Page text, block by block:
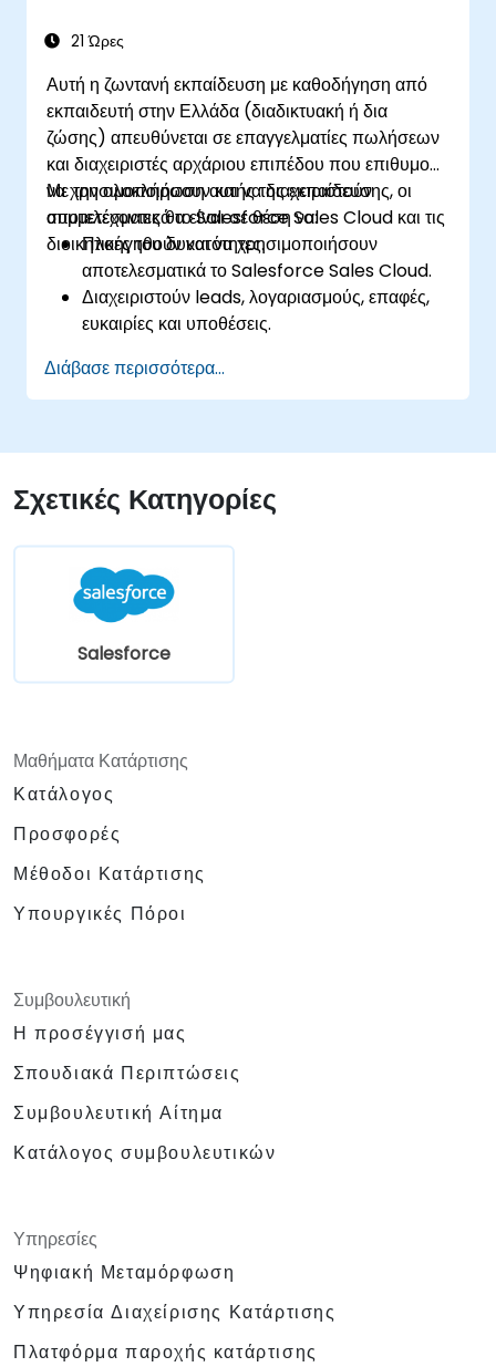
21 Ώρες
Αυτή η ζωντανή εκπαίδευση με καθοδήγηση από
εκπαιδευτή στην Ελλάδα (διαδικτυακή ή δια
ζώσης) απευθύνεται σε επαγγελματίες πωλήσεων
και διαχειριστές αρχάριου επιπέδου που επιθυμούν
να χρησιμοποιήσουν και να διαχειριστούν
αποτελεσματικά το Salesforce Sales Cloud και τις
διοικητικές του δυνατότητες.
Με την ολοκλήρωση αυτής της εκπαίδευσης, οι
συμμετέχοντες θα είναι σε θέση να:
Πλοηγηθούν και να χρησιμοποιήσουν
αποτελεσματικά το Salesforce Sales Cloud.
Διαχειριστούν leads, λογαριασμούς, επαφές,
ευκαιρίες και υποθέσεις.
για πληροφόρηση σχετικά με τις πωλήσεις.
Εφαρμόσουν αυτοματισμούς και κανόνες ροής
Προσαρμόσουν τις ρυθμίσεις ασφαλείας και
διαχειριστούν την πρόσβαση χρηστών.
Ενσωματώσουν το Salesforce με το Power
δεδομένων σε πραγματικό χρόνο.
Διάβασε περισσότερα...
Σχετικές Κατηγορίες
Salesforce
Μαθήματα Κατάρτισης
Κατάλογος
Προσφορές
Μέθοδοι Κατάρτισης
Υπουργικές Πόροι
Συμβουλευτική
Η προσέγγισή μας
Σπουδιακά Περιπτώσεις
Συμβουλευτική Αίτημα
Κατάλογος συμβουλευτικών
Υπηρεσίες
Ψηφιακή Μεταμόρφωση
Υπηρεσία Διαχείρισης Κατάρτισης
Πλατφόρμα παροχής κατάρτισης